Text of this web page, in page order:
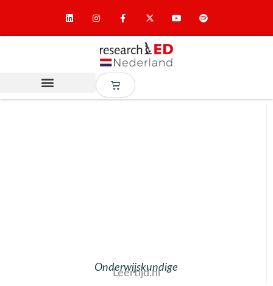
Onderwijskundige
Leertijd.nl